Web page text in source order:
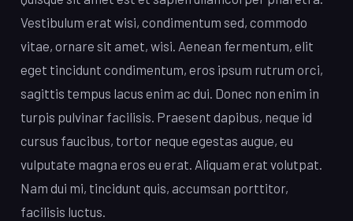
Vestibulum erat wisi, condimentum sed, commodo
vitae, ornare sit amet, wisi. Aenean fermentum, elit
eget tincidunt condimentum, eros ipsum rutrum orci,
sagittis tempus lacus enim ac dui. Donec non enim in
turpis pulvinar facilisis. Praesent dapibus, neque id
cursus faucibus, tortor neque egestas augue, eu
vulputate magna eros eu erat. Aliquam erat volutpat.
Nam dui mi, tincidunt quis, accumsan porttitor,
facilisis luctus.